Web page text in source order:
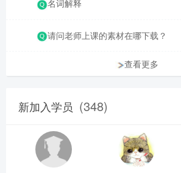
名词解释
请问老师上课的素材在哪下载？
查看更多
新加入学员 (348)